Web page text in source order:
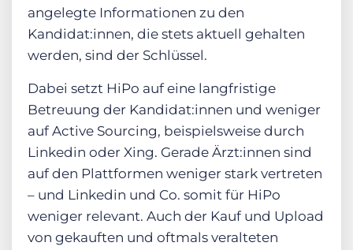
angelegte Informationen zu den
Kandidat:innen, die stets aktuell gehalten
werden, sind der Schlüssel.
Dabei setzt HiPo auf eine langfristige
Betreuung der Kandidat:innen und weniger
auf Active Sourcing, beispielsweise durch
Linkedin oder Xing. Gerade Ärzt:innen sind
auf den Plattformen weniger stark vertreten
– und Linkedin und Co. somit für HiPo
weniger relevant. Auch der Kauf und Upload
von gekauften und oftmals veralteten